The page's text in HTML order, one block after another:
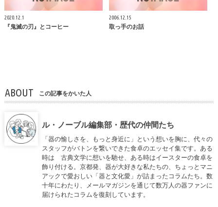
2020.12.1
『鬼滅の刃』とコーヒー
2006.12.15
取っ手のお話
ABOUT この記事をかいた人
ル・ノーブル編集部・歴代の仲間たち
「器の愉しさを、もっと身近に」という想いを胸に、代々の
スタッフがバトンを繋いできた食卓のエッセイ集です。ある
時は 古典文学に想いを馳せ、ある時はイースターの食卓を
飾り付ける。京都発、器が大好きな私たちの、ちょっとマニ
アックで愛おしい「器と文化愛」が詰まったコラムたち。数
十年にわたり、メールマガジンを通じて数万人の器ファンに
届けられたコラムを復刻しています。